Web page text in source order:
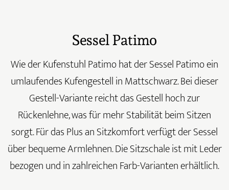
Sessel Patimo
Wie der Kufenstuhl Patimo hat der Sessel Patimo ein
umlaufendes Kufengestell in Mattschwarz. Bei dieser
Gestell-Variante reicht das Gestell hoch zur
Rückenlehne, was für mehr Stabilität beim Sitzen
sorgt. Für das Plus an Sitzkomfort verfügt der Sessel
über bequeme Armlehnen. Die Sitzschale ist mit Leder
bezogen und in zahlreichen Farb-Varianten erhältlich.